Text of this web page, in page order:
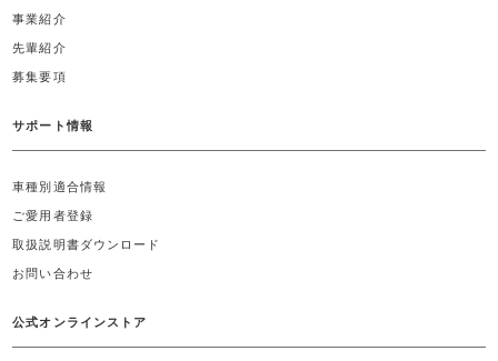
事業紹介
先輩紹介
募集要項
サポート情報
車種別適合情報
ご愛用者登録
取扱説明書ダウンロード
お問い合わせ
公式オンラインストア